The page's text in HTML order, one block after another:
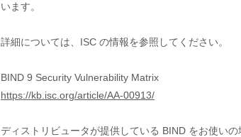
います。
詳細については、ISC の情報を参照してください。
BIND 9 Security Vulnerability Matrix
https://kb.isc.org/article/AA-00913/
ディストリビュータが提供している BIND をお使い